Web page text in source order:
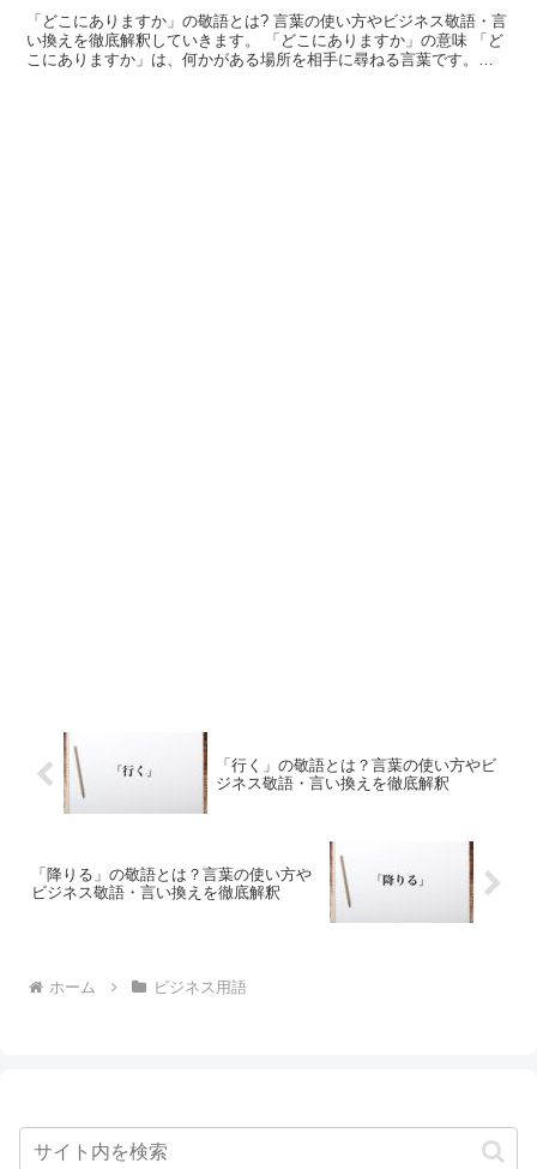
「どこにありますか」の敬語とは? 言葉の使い方やビジネス敬語・言
い換えを徹底解釈していきます。 「どこにありますか」の意味 「ど
こにありますか」は、何かがある場所を相手に尋ねる言葉です。
「行く」の敬語とは？言葉の使い方やビ
ジネス敬語・言い換えを徹底解釈
「降りる」の敬語とは？言葉の使い方や
ビジネス敬語・言い換えを徹底解釈
ホーム ビジネス用語